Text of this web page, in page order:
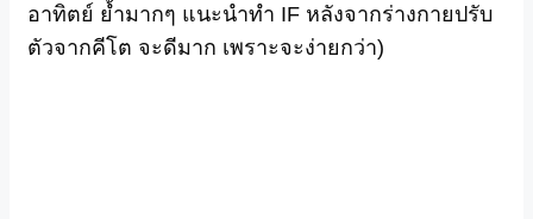
อาทิตย์ ย้ำมากๆ แนะนำทำ IF หลังจากร่างกายปรับ
ตัวจากคีโต จะดีมาก เพราะจะง่ายกว่า)